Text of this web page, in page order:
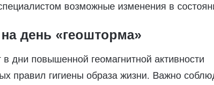
возможные изменения в
день «геошторма»
дни повышенной геомагнитной активности
правил гигиены образа жизни. Важно